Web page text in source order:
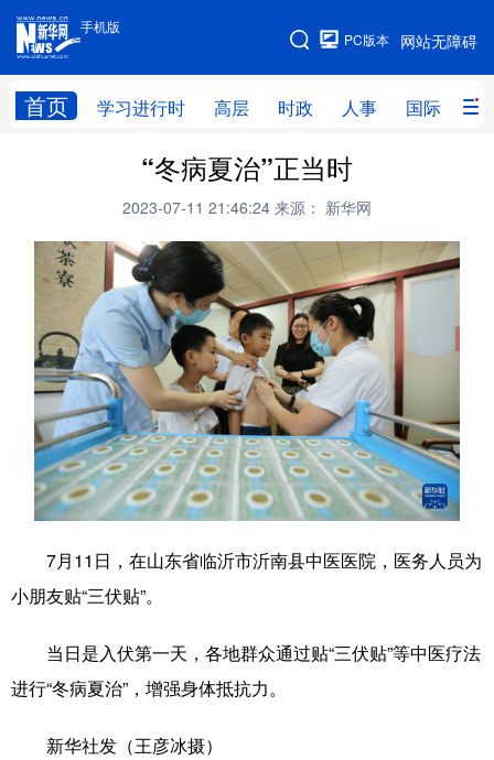
手机版
网站无障碍
PC版本
首页 学习进行时 高层 时政 人事 国际 财
手机版
网站地图
高层 时政
财经 网评
台湾 思客智库 全球连线 教育
科创 量子
文化 书画 健康 军事
访谈 视频 图片
法律 中央文件 金融 汽车
食品 人居 信息化 数字经济
“冬病夏治”正当时
2023-07-11 21:46:24 来源： 新华网
7月11日，在山东省临沂市沂南县中医医院，医务人员为
小朋友贴“三伏贴”。
当日是入伏第一天，各地群众通过贴“三伏贴”等中医疗法
进行“冬病夏治”，增强身体抵抗力。
新华社发（王彦冰摄）